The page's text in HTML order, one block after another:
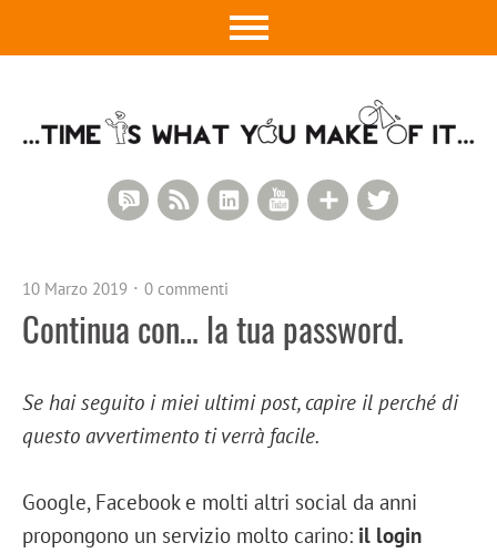
Google+
YouTube
LinkedIn
RSS Feed
RSS Comments
10 Marzo 2019 0 commenti
Continua con… la tua password.
Se hai seguito i miei ultimi post, capire il perché di
questo avvertimento ti verrà facile.
Google, Facebook e molti altri social da anni
propongono un servizio molto carino: il login